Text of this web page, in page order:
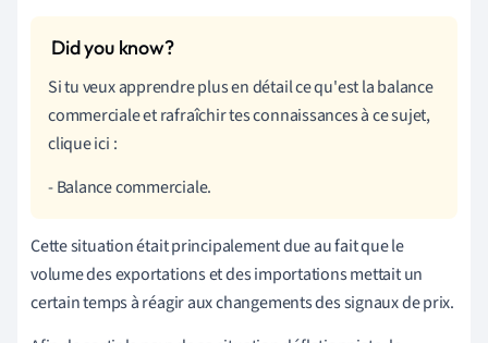
Si tu veux apprendre plus en détail ce qu'est la balance
commerciale et rafraîchir tes connaissances à ce sujet,
clique ici :
- Balance commerciale.
Cette situation était principalement due au fait que le
volume des exportations et des importations mettait un
certain temps à réagir aux changements des signaux de prix.